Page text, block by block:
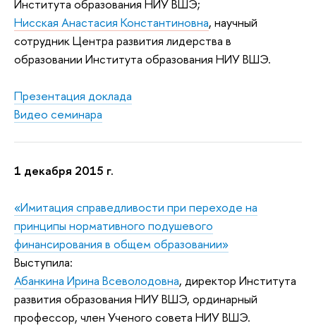
Института образования НИУ ВШЭ;
Нисская Анастасия Константиновна, научный
сотрудник Центра развития лидерства в
образовании Института образования НИУ ВШЭ.
Презентация доклада
Видео семинара
1 декабря 2015 г.
«Имитация справедливости при переходе на
принципы нормативного подушевого
финансирования в общем образовании»
Выступила:
Абанкина Ирина Всеволодовна, директор Института
развития образования НИУ ВШЭ, ординарный
профессор, член Ученого совета НИУ ВШЭ.